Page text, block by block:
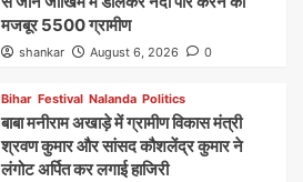
मजबूर 5500 ग्रामीण
shankar August 6, 2026 0
Bihar Festival Nalanda Politics
बाबा मनीराम अखाड़े में ग्रामीण विकास मंत्री
श्रवण कुमार और सांसद कौशलेंद्र कुमार ने
लंगोट अर्पित कर लगाई हाजिरी